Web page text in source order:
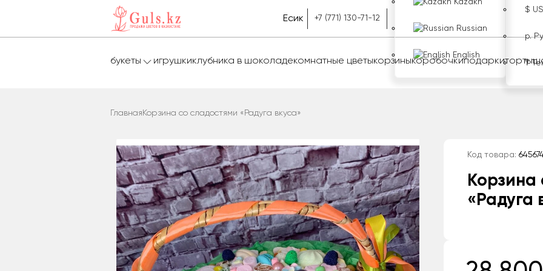
Есик +7 (771) 130-71-12
Kazakh
Russian
English
$
р.
₸
букеты игрушкиклубника в шоколадекомнатные цветыкорзиныкоробочкиподаркиторты
Главная Корзина со сладостями «Радуга вкуса»
Код товара:
Корзина
«Радуга